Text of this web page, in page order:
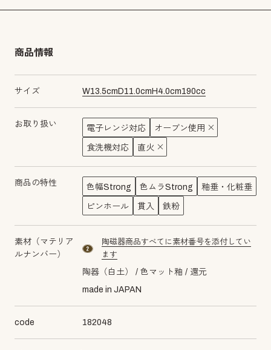
商品情報
サイズ W13.5cm D11.0cm H 4.0cm190cc
お取り扱い 電子レンジ対応 オーブン使用
食洗機対応 直火
商品の特性 色幅Strong 色ムラStrong 釉垂・化粧垂
ピンホール 貫入 鉄粉
素材（マテリア
ルナンバー）
material number2
陶磁器商品すべてに素材番号を添付してい
ます
陶器（白土） 色マット釉
還元
made in JAPAN
code 182048